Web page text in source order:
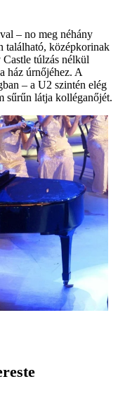
– no meg néhány
­található, középkorinak
túlzás nélkül
ház úrnőjéhez. A
– a U2 szintén elég
sűrűn látja kolléganőjét.